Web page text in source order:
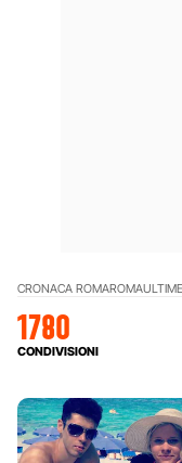
CRONACA ROMAROMA
1780
CONDIVISIONI